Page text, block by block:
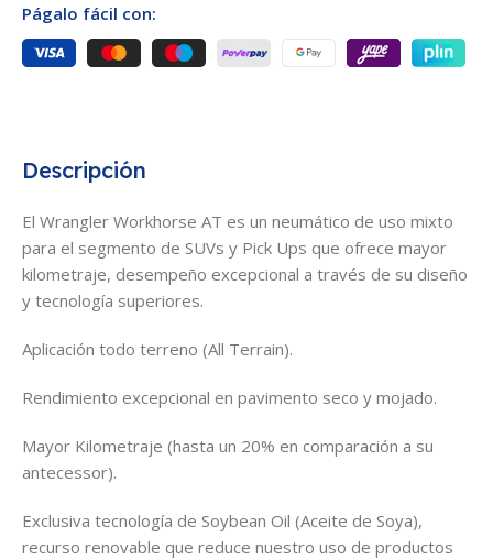
Descripción
El Wrangler Workhorse AT es un neumático de uso mixto
para el segmento de SUVs y Pick Ups que ofrece mayor
kilometraje, desempeño excepcional a través de su diseño
y tecnología superiores.
Aplicación todo terreno (All Terrain).
Rendimiento excepcional en pavimento seco y mojado.
Mayor Kilometraje (hasta un 20% en comparación a su
antecessor).
Exclusiva tecnología de Soybean Oil (Aceite de Soya),
recurso renovable que reduce nuestro uso de productos
Págalo fácil con: